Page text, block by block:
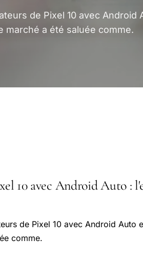
de Pixel 10 avec Android
marché a été saluée comme.
10 avec Android Auto :
de Pixel 10 avec Android Auto
comme.